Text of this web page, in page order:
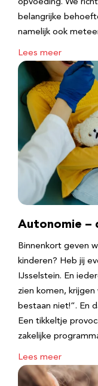
opvoeding. We
belangrijke
namelijk ook
Lees meer
Autonomie –
Binnenkort geven
kinderen? Heb jij
IJsselstein. En
zien komen,
bestaan niet!”. En
Een tikkeltje
zakelijke
Lees meer